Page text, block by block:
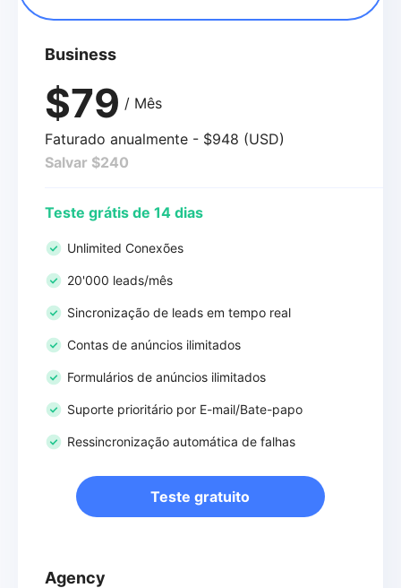
Business
$79 / Mês
Faturado anualmente - $948 (USD)
Salvar $240
Teste grátis de 14 dias
Unlimited Conexões
20'000 leads/mês
Sincronização de leads em tempo real
Contas de anúncios ilimitados
Formulários de anúncios ilimitados
Suporte prioritário por E-mail/Bate-papo
Ressincronização automática de falhas
Teste gratuito
Agency